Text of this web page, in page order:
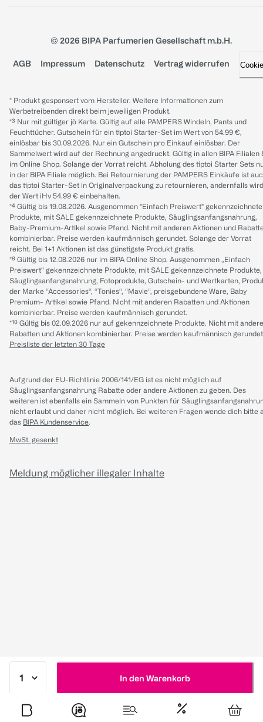
In den Warenkorb
© 2026 BIPA Parfumerien Gesellschaft m.b.H.
AGB Impressum Datenschutz Vertrag widerrufen
* Produkt gesponsert vom Hersteller. Weitere Informationen zum
Werbetreibenden direkt beim jeweiligen Produkt.
*³ Nur mit gültiger jö Karte. Gültig auf alle PAMPERS Windeln, Pants und
Feuchttücher. Gutschein für ein tiptoi Starter-Set im Wert von 54.99 €,
einlösbar bis 30.09.2026. Nur ein Gutschein pro Einkauf einlösbar. Der
Sammelwert wird auf der Rechnung angedruckt. Gültig in allen BIPA Filialen
im Online Shop. Solange der Vorrat reicht. Abholung des tiptoi Starter Sets
in der BIPA Filiale möglich. Bei Retournierung der PAMPERS Einkäufe ist
das tiptoi Starter-Set in Originalverpackung zu retournieren, andernfalls wird
der Wert iHv 54.99 € einbehalten.
*⁴ Gültig bis 19.08.2026. Ausgenommen "Einfach Preiswert" gekennzeichnete
Produkte, mit SALE gekennzeichnete Produkte, Säuglingsanfangsnahrung,
Baby-Premium-Artikel sowie Pfand. Nicht mit anderen Aktionen und
kombinierbar. Preise werden kaufmännisch gerundet. Solange der Vorrat
reicht. Bei 1+1 Aktionen ist das günstigste Produkt gratis.
*⁸ Gültig bis 12.08.2026 nur im BIPA Online Shop. Ausgenommen „Einfach
Preiswert“ gekennzeichnete Produkte, mit SALE gekennzeichnete Produkte,
Säuglingsanfangsnahrung, Fotoprodukte, Gutschein- und Wertkarten,
der Marke “Accessories“, “Tonies“, “Mavie“, preisgebundene Ware, Baby
Premium- Artikel sowie Pfand. Nicht mit anderen Rabatten und Aktionen
kombinierbar. Preise werden kaufmännisch gerundet.
*¹⁰ Gültig bis 02.09.2026 nur auf gekennzeichnete Produkte. Nicht mit
Rabatten und Aktionen kombinierbar. Preise werden kaufmännisch
Preisliste der letzten 30 Tage
Aufgrund der EU-Richtlinie 2006/141/EG ist es nicht möglich auf
Säuglingsanfangsnahrung Rabatte oder andere Aktionen zu geben. Des
weiteren ist ebenfalls ein Sammeln von Punkten für
nicht erlaubt und daher nicht möglich. Bei weiteren Fragen wende dich bitte
das BIPA Kundenservice.
MwSt. gesenkt
Meldung möglicher illegaler Inhalte